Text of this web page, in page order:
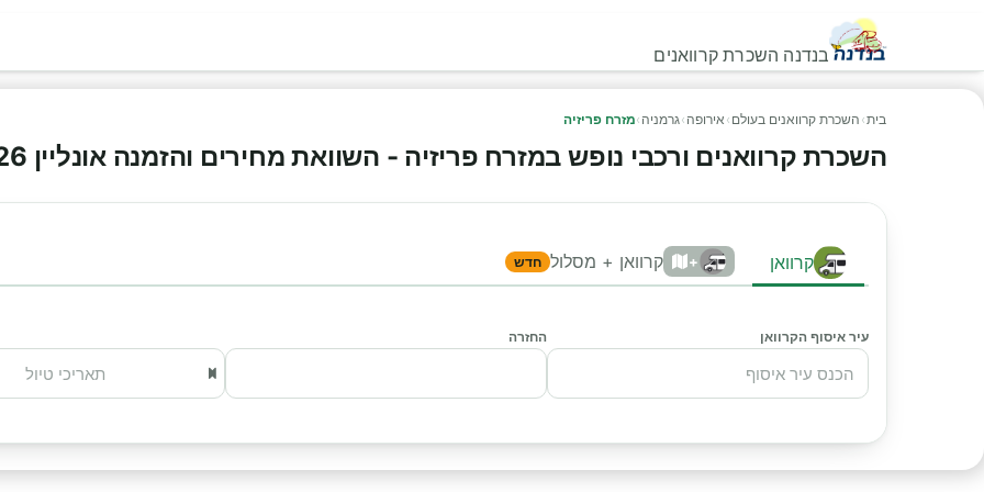
בנדנה השכרת קרוואנים
בית› השכרת קרוואנים בעולם › אירופה ›גרמניה ›מזרח פריזיה
השכרת קרוואנים ורכבי נופש במזרח פריזיה - השוואת מחירים והזמנה אונליין 2026
קרוואן + קרוואן + מסלול חדש
עיר איסוף הקרוואן החזרה